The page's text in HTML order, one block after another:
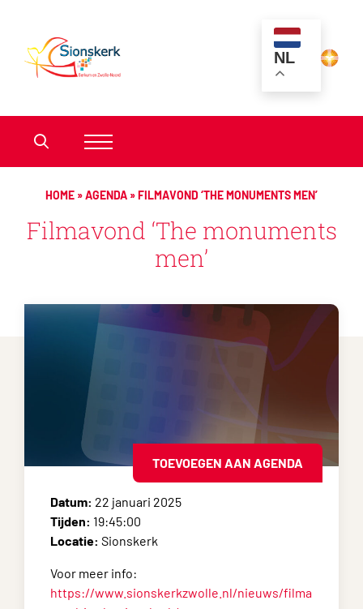
NL
HOME »AGENDA »FILMAVOND ‘THE MONUMENTS MEN’
Filmavond ‘The monuments
men’
TOEVOEGEN AAN AGENDA
Datum: 22 januari 2025
Tijden: 19:45:00
Locatie: Sionskerk
Voor meer info:
https://www.sionskerkzwolle.nl/nieuws/filma